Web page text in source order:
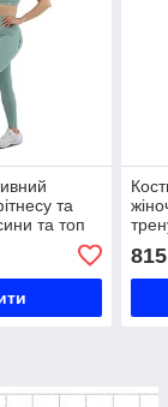
та
та топ
S-L
Код